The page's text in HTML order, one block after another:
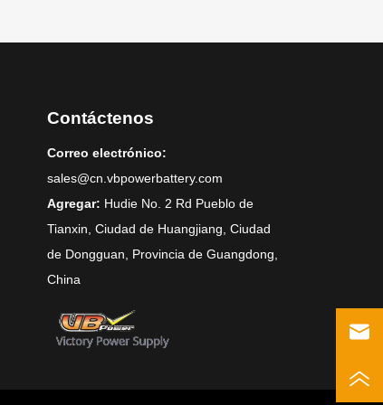
Contáctenos
Correo electrónico:
sales@cn.vbpowerbattery.com
Agregar: Hudie No. 2 Rd Pueblo de
Tianxin, Ciudad de Huangjiang, Ciudad
de Dongguan, Provincia de Guangdong,
China